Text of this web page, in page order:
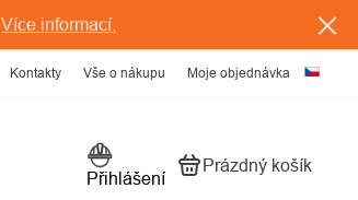
Více informací.
Kontakty Vše o nákupu Moje objednávka
Přihlášení Nákupní košík
Prázdný košík